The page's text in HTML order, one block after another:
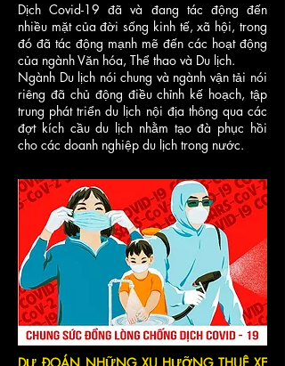
Dịch Covid-19 đã và đang tác động đến
nhiều mặt của đời sống kinh tế, xã hội, trong
đó đã tác động mạnh mẽ đến các hoạt động
của ngành Văn hóa, Thể thao và Du lịch.
Ngành Du lịch nói chung và ngành vận tải nói
riêng đã chủ động điều chỉnh kế hoạch, tập
trung phát triển du lịch nội địa thông qua các
đợt kích cầu du lịch nhằm tạo đà phục hồi
cho các doanh nghiệp du lịch trong nước.